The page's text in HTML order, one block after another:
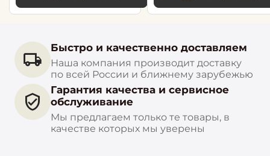
Быстро и качественно доставляем
Наша компания производит доставку
по всей России и ближнему зарубежью
Гарантия качества и сервисное
обслуживание
Мы предлагаем только те товары, в
качестве которых мы уверены